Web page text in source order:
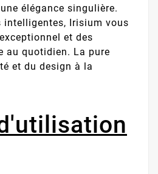
élégance singulière.
intelligentes, Irisium vous
et des
au quotidien. La pure
et du design à la